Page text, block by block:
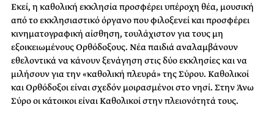
Εκεί, η καθολική εκκλησία προσφέρει υπέροχη θέα, μουσική
από το εκκλησιαστικό όργανο που φιλοξενεί και προσφέρει
κινηματογραφική αίσθηση, τουλάχιστον για τους μη
εξοικειωμένους Ορθόδοξους. Νέα παιδιά αναλαμβάνουν
εθελοντικά να κάνουν ξενάγηση στις δύο εκκλησίες και να
μιλήσουν για την «καθολική πλευρά» της Σύρου. Καθολικοί
και Ορθόδοξοι είναι σχεδόν μοιρασμένοι στο νησί. Στην Άνω
Σύρο οι κάτοικοι είναι Καθολικοί στην πλειονότητά τους.